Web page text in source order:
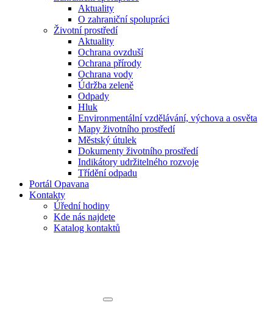
Aktuality
O zahraniční spolupráci
Životní prostředí
Aktuality
Ochrana ovzduší
Ochrana přírody
Ochrana vody
Údržba zeleně
Odpady
Hluk
Environmentální vzdělávání, výchova a osvěta
Mapy životního prostředí
Městský útulek
Dokumenty životního prostředí
Indikátory udržitelného rozvoje
Třídění odpadu
Portál Opavana
Kontakty
Úřední hodiny
Kde nás najdete
Katalog kontaktů